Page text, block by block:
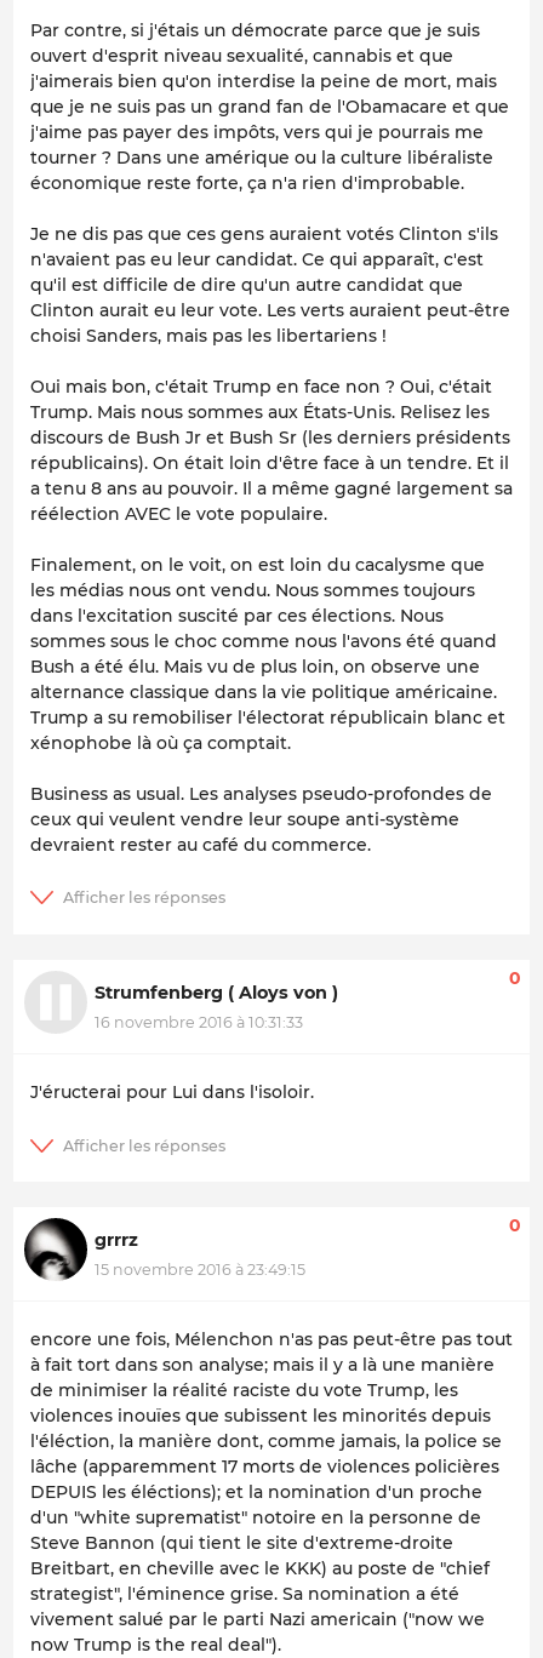
Par contre, si j'étais un démocrate parce que je suis
ouvert d'esprit niveau sexualité, cannabis et que
j'aimerais bien qu'on interdise la peine de mort, mais
que je ne suis pas un grand fan de l'Obamacare et que
j'aime pas payer des impôts, vers qui je pourrais me
tourner ? Dans une amérique ou la culture libéraliste
économique reste forte, ça n'a rien d'improbable.
Je ne dis pas que ces gens auraient votés Clinton s'ils
n'avaient pas eu leur candidat. Ce qui apparaît, c'est
qu'il est difficile de dire qu'un autre candidat que
Clinton aurait eu leur vote. Les verts auraient peut-être
choisi Sanders, mais pas les libertariens !
Oui mais bon, c'était Trump en face non ? Oui, c'était
Trump. Mais nous sommes aux États-Unis. Relisez les
discours de Bush Jr et Bush Sr (les derniers présidents
républicains). On était loin d'être face à un tendre. Et il
a tenu 8 ans au pouvoir. Il a même gagné largement sa
réélection AVEC le vote populaire.
Finalement, on le voit, on est loin du cacalysme que
les médias nous ont vendu. Nous sommes toujours
dans l'excitation suscité par ces élections. Nous
sommes sous le choc comme nous l'avons été quand
Bush a été élu. Mais vu de plus loin, on observe une
alternance classique dans la vie politique américaine.
Trump a su remobiliser l'électorat républicain blanc et
xénophobe là où ça comptait.
Business as usual. Les analyses pseudo-profondes de
ceux qui veulent vendre leur soupe anti-système
devraient rester au café du commerce.
Strumfenberg ( Aloys von )
16 novembre 2016 à 10:31:33
0
J'éructerai pour Lui dans l'isoloir.
grrrz
15 novembre 2016 à 23:49:15
0
encore une fois, Mélenchon n'as pas peut-être pas tout
à fait tort dans son analyse; mais il y a là une manière
de minimiser la réalité raciste du vote Trump, les
violences inouïes que subissent les minorités depuis
l'éléction, la manière dont, comme jamais, la police se
lâche (apparemment 17 morts de violences policières
DEPUIS les éléctions); et la nomination d'un proche
d'un "white suprematist" notoire en la personne de
Steve Bannon (qui tient le site d'extreme-droite
Breitbart, en cheville avec le KKK) au poste de "chief
strategist", l'éminence grise. Sa nomination a été
vivement salué par le parti Nazi americain ("now we
now Trump is the real deal").